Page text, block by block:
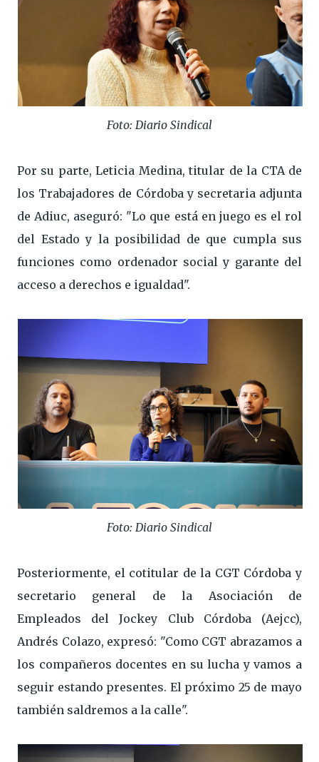
Foto: Diario Sindical
Por su parte, Leticia Medina, titular de la CTA de
los Trabajadores de Córdoba y secretaria adjunta
de Adiuc, aseguró: "Lo que está en juego es el rol
del Estado y la posibilidad de que cumpla sus
funciones como ordenador social y garante del
acceso a derechos e igualdad".
Foto: Diario Sindical
Posteriormente, el cotitular de la CGT Córdoba y
secretario general de la Asociación de
Empleados del Jockey Club Córdoba (Aejcc),
Andrés Colazo, expresó: "Como CGT abrazamos a
los compañeros docentes en su lucha y vamos a
seguir estando presentes. El próximo 25 de mayo
también saldremos a la calle".